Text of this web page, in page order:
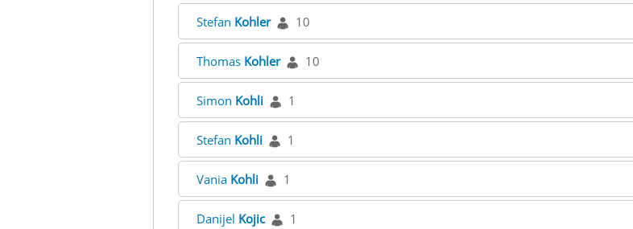
Stefan Kohler 10
Thomas Kohler 10
Simon Kohli 1
Stefan Kohli 1
Vania Kohli 1
Danijel Kojic 1